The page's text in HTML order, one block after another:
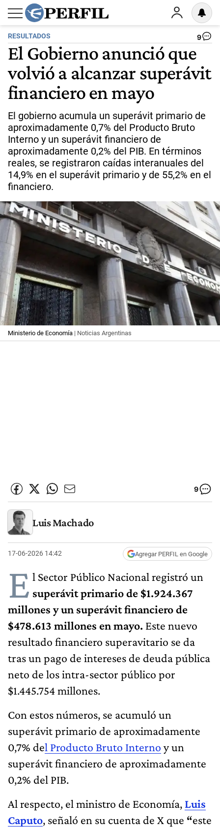
RESULTADOS 9
El Gobierno anunció que
volvió a alcanzar superávit
financiero en mayo
El gobierno acumula un superávit primario de
aproximadamente 0,7% del Producto Bruto
Interno y un superávit financiero de
aproximadamente 0,2% del PIB. En términos
reales, se registraron caídas interanuales del
14,9% en el superávit primario y de 55,2% en el
financiero.
Ministerio de Economía | Noticias Argentinas
9
Luis Machado
17-06-2026 14:42 Agregar PERFIL en Google
E l Sector Público Nacional registró un
superávit primario de $1.924.367
millones y un superávit financiero de
$478.613 millones en mayo. Este nuevo
resultado financiero superavitario se da
tras un pago de intereses de deuda pública
neto de los intra-sector público por
$1.445.754 millones.
Con estos números, se acumuló un
superávit primario de aproximadamente
0,7% del Producto Bruto Interno y un
superávit financiero de aproximadamente
0,2% del PIB.
Al respecto, el ministro de Economía, Luis
Caputo, señaló en su cuenta de X que “este